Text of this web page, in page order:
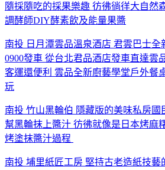
隨採隨吃的採果樂趣 彷彿徜徉大自然
調酵師DIY酵素飲及能量果醬
南投 日月潭雲品溫泉酒店 君雲巴士全
0900發車 從台北君品酒店發車直達雲
客運還便利 雲品全新廚藝學堂戶外餐
玩
南投 竹山黑輪伯 隱藏版的美味私房國
幫黑輪抹上醬汁 彷彿就像是日本烤麻
烤塗抹醬汁過程
南投 埔里紙匠工房 堅持古老造紙技藝